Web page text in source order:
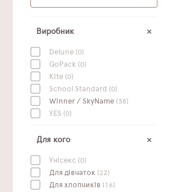
Виробник
Delune (0)
GoPack (0)
Kite (0)
School Standard (0)
Winner / SkyName (38)
YES (0)
Для кого
Унісекс (0)
Для дівчаток (22)
Для хлопчиків (16)